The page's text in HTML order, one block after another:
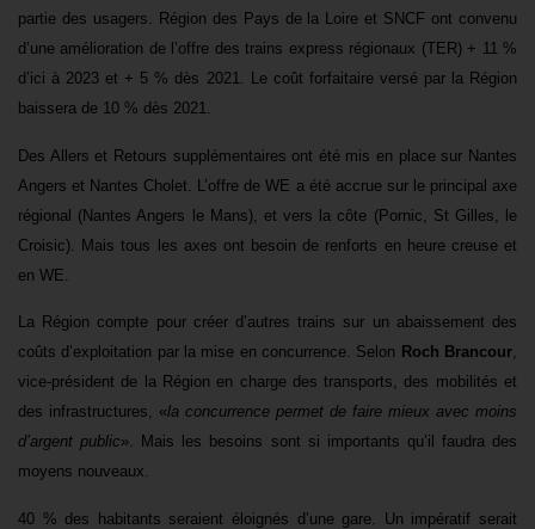
partie des usagers. Région des Pays de la Loire et SNCF ont convenu
d’une amélioration de l’offre des trains express régionaux (TER) + 11 %
d’ici à 2023 et + 5 % dès 2021. Le coût forfaitaire versé par la Région
baissera de 10 % dès 2021.
Des Allers et Retours supplémentaires ont été mis en place sur Nantes
Angers et Nantes Cholet. L’offre de WE a été accrue sur le principal axe
régional (Nantes Angers le Mans), et vers la côte (Pornic, St Gilles, le
Croisic). Mais tous les axes ont besoin de renforts en heure creuse et
en WE.
La Région compte pour créer d’autres trains sur un abaissement des
coûts d’exploitation par la mise en concurrence. Selon Roch Brancour,
vice-président de la Région en charge des transports, des mobilités et
des infrastructures, «la concurrence permet de faire mieux avec moins
d’argent public». Mais les besoins sont si importants qu’il faudra des
moyens nouveaux.
40 % des habitants seraient éloignés d’une gare. Un impératif serait